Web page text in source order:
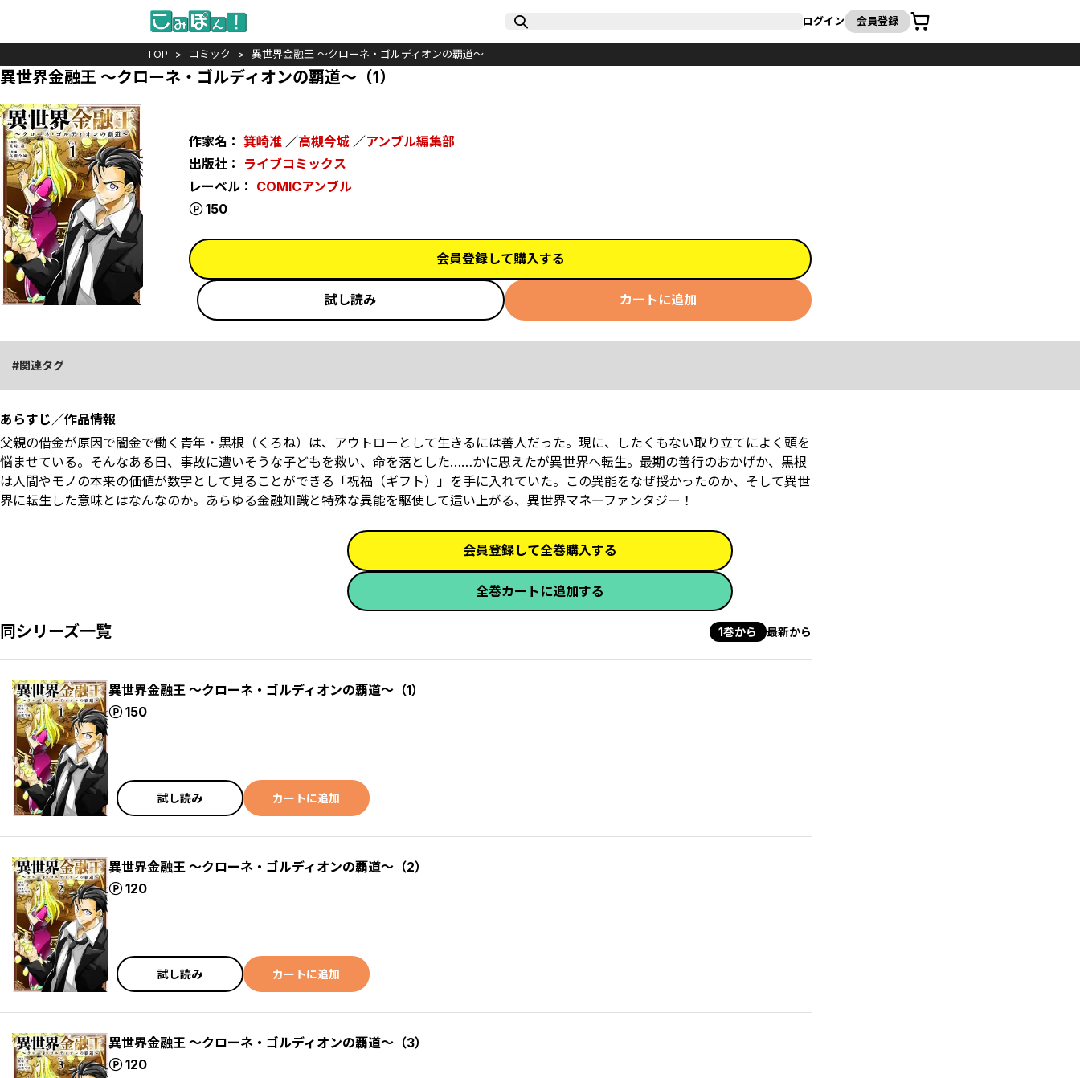
ログイン 会員登録
カート
TOP コミック 異世界金融王 ～クローネ・ゴルディオンの覇道～
異世界金融王 ～クローネ・ゴルディオンの覇道～（1）
作家名： 箕崎准 ／高槻今城 ／アンブル編集部
出版社： ライブコミックス
レーベル： COMICアンブル
150
ポイント
会員登録して購入する
試し読み カートに追加
関連タグ
あらすじ／作品情報
父親の借金が原因で闇金で働く青年・黒根（くろね）は、アウトローとして生きるには善人だった。現に、したくもない取り立てによく頭を
悩ませている。そんなある日、事故に遭いそうな子どもを救い、命を落とした……かに思えたが異世界へ転生。最期の善行のおかげか、黒根
は人間やモノの本来の価値が数字として見ることができる「祝福（ギフト）」を手に入れていた。この異能をなぜ授かったのか、そして異世
界に転生した意味とはなんなのか――。あらゆる金融知識と特殊な異能を駆使して這い上がる、異世界マネーファンタジー！
会員登録して全巻購入する
全巻カートに追加する
同シリーズ一覧 1巻から 最新から
異世界金融王 ～クローネ・ゴルディオンの覇道～（1）
150
ポイント
試し読み カートに追加
異世界金融王 ～クローネ・ゴルディオンの覇道～（2）
120
ポイント
試し読み カートに追加
異世界金融王 ～クローネ・ゴルディオンの覇道～（3）
120
ポイント